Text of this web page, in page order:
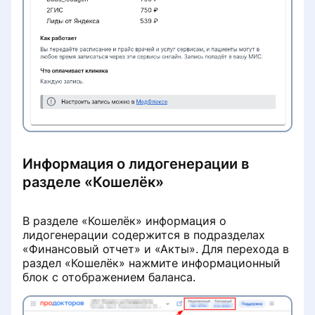
кабинет клиники
Не работает онлайн-запись
врачей
Бесплатный приём при условии
лечения
Работа с записями на услуги с
направлением
Отзывы
Как проходит модерация отзывов
Рейтинг и ранжирование
Информация о лидогенерации в
разделе «Кошелёк»
В разделе «Кошелёк» информация о
лидогенерации содержится в подразделах
«Финансовый отчет» и «Акты». Для перехода в
раздел «Кошелёк» нажмите информационный
блок с отображением баланса.